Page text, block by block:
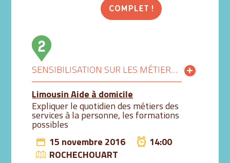
COMPLET !
SENSIBILISATION SUR LES MÉTIERS DES SERVICES À LA PERSONNE
Limousin Aide à domicile
Expliquer le quotidien des métiers des
services à la personne, les formations
possibles
15 novembre 2016
14:00
ROCHECHOUART